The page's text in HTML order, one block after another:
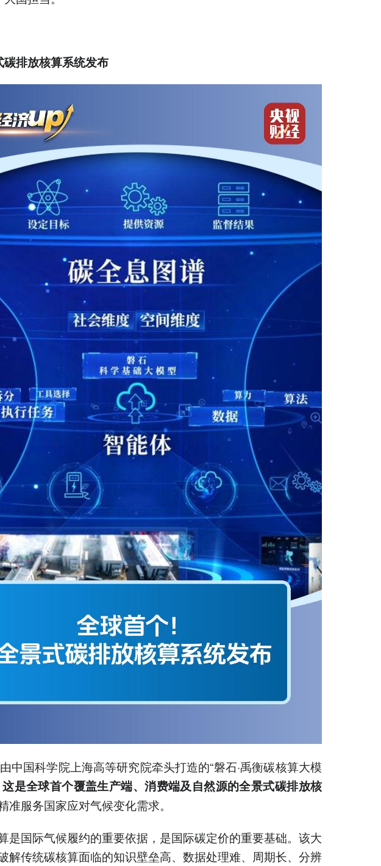
碳排放核算系统发布
中国科学院上海高等研究院牵头打造的“磐石·禹衡碳核算大模
这是全球首个覆盖生产端、消费端及自然源的全景式碳排放核
准服务国家应对气候变化需求。
是国际气候履约的重要依据，是国际碳定价的重要基础。该大
解传统碳核算面临的知识壁垒高、数据处理难、周期长、分辨